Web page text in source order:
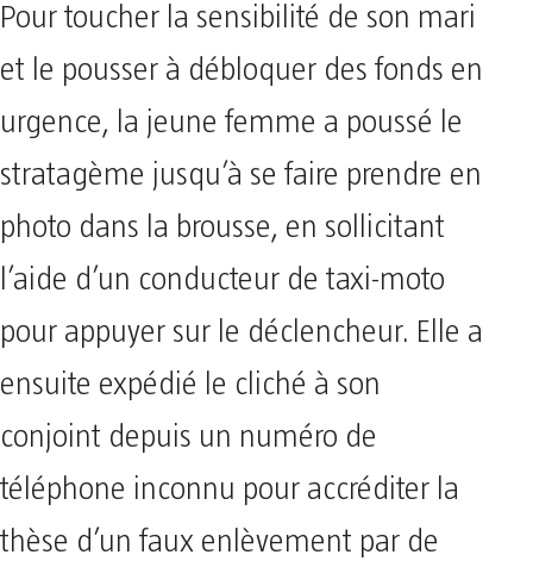
Pour toucher la sensibilité de son mari
et le pousser à débloquer des fonds en
urgence, la jeune femme a poussé le
stratagème jusqu’à se faire prendre en
photo dans la brousse, en sollicitant
l’aide d’un conducteur de taxi-moto
pour appuyer sur le déclencheur. Elle a
ensuite expédié le cliché à son
conjoint depuis un numéro de
téléphone inconnu pour accréditer la
thèse d’un faux enlèvement par de